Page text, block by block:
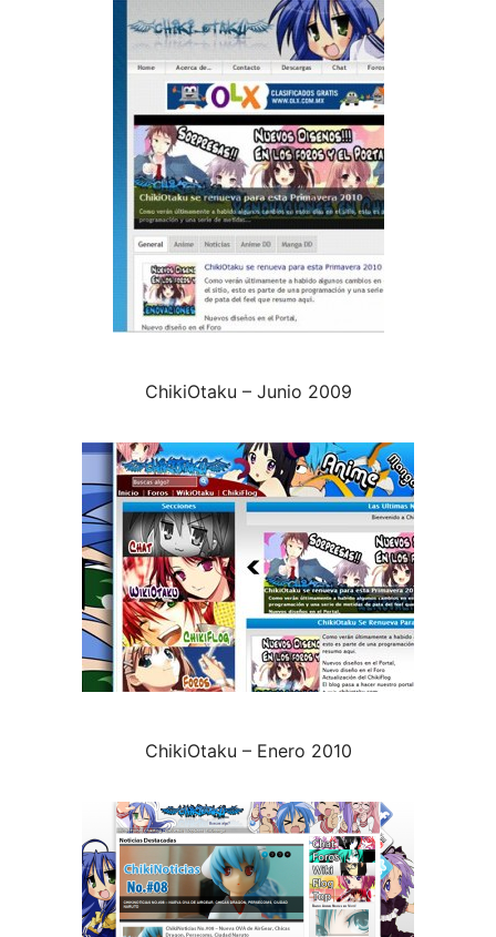
ChikiOtaku – Junio 2009
ChikiOtaku – Enero 2010